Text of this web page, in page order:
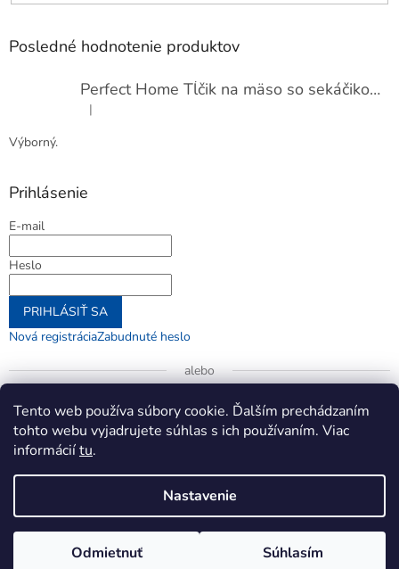
Tento web používa súbory cookie. Ďalším prechádzaním
tohto webu vyjadrujete súhlas s ich používaním. Viac
informáciítu.
Nastavenie
Odmietnuť Súhlasím
Posledné hodnotenie produktov
Perfect Home Tĺčik na mäso so sekáčikom, 56893
Hodnotenie produktu je 5 z 5 hviezdičiek.
|
Výborný.
Prihlásenie
E-mail
Heslo
PRIHLÁSIŤ SA
Nová registráciaZabudnuté heslo
alebo
Prihlásiť sa cez Google
. Všetky práva vyhradené.